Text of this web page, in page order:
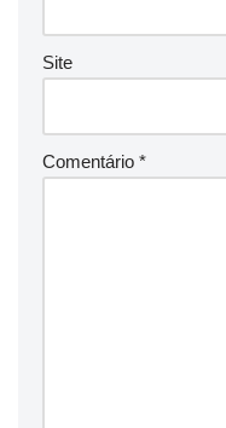
Site
Comentário *